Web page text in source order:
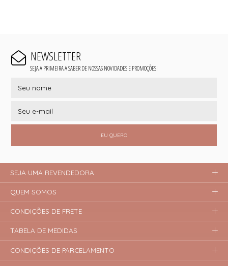
NEWSLETTER
SEJA A PRIMEIRA A SABER DE NOSSAS NOVIDADES E PROMOÇÕES!
EU QUERO
SEJA UMA REVENDEDORA
QUEM SOMOS
CONDIÇÕES DE FRETE
TABELA DE MEDIDAS
CONDIÇÕES DE PARCELAMENTO